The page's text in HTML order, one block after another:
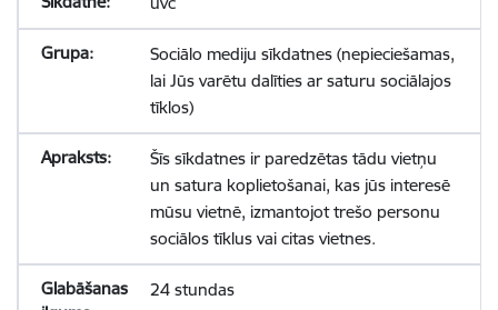
Sociālo mediju sīkdatnes (nepieciešamas,
lai Jūs varētu dalīties ar saturu sociālajos
tīklos)
Šīs sīkdatnes ir paredzētas tādu vietņu
un satura koplietošanai, kas jūs interesē
mūsu vietnē, izmantojot trešo personu
sociālos tīklus vai citas vietnes.
24 stundas